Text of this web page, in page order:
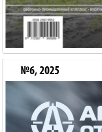
№6, 2025